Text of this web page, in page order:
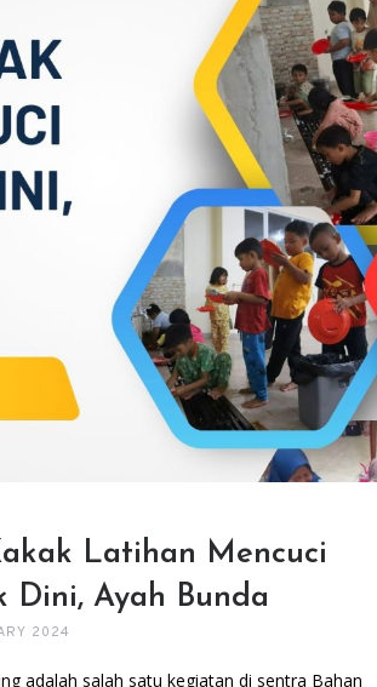
Latihan Mencuci
Dini, Ayah Bunda
2024
adalah salah satu kegiatan di sentra Bahan